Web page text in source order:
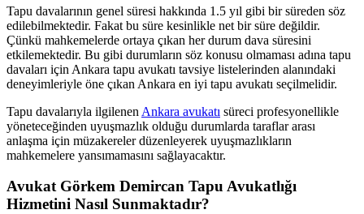
Tapu davalarının genel süresi hakkında 1.5 yıl gibi bir süreden söz
edilebilmektedir. Fakat bu süre kesinlikle net bir süre değildir.
Çünkü mahkemelerde ortaya çıkan her durum dava süresini
etkilemektedir. Bu gibi durumların söz konusu olmaması adına tapu
davaları için Ankara tapu avukatı tavsiye listelerinden alanındaki
deneyimleriyle öne çıkan Ankara en iyi tapu avukatı seçilmelidir.
Tapu davalarıyla ilgilenen Ankara avukatı süreci profesyonellikle
yöneteceğinden uyuşmazlık olduğu durumlarda taraflar arası
anlaşma için müzakereler düzenleyerek uyuşmazlıkların
mahkemelere yansımamasını sağlayacaktır.
Avukat Görkem Demircan Tapu Avukatlığı
Hizmetini Nasıl Sunmaktadır?